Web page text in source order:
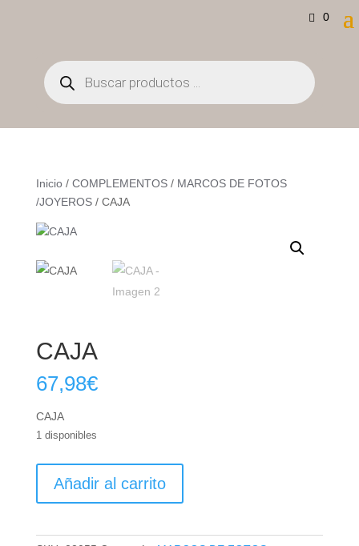
0
Búsqueda
de
productos
Inicio/ COMPLEMENTOS/ MARCOS DE FOTOS
/JOYEROS/ CAJA
CAJA
67,98€
CAJA
1 disponibles
cantidad
Añadir al carrito